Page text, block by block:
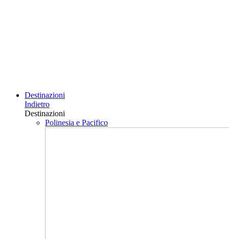
Destinazioni
Indietro
Destinazioni
Polinesia e Pacifico